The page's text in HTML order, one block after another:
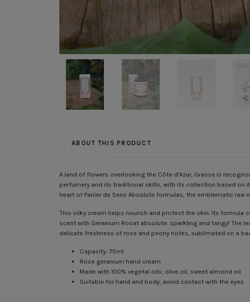
ABOUT THIS PRODUCT
A land of flowers overlooking the Côte d'Azur, Grasse is
perfumery and its traditional skills, with its collection based on
heart of Panier de Sens Absolute formulas, the emblematic
This silky cream helps nourish and protect the skin. Its formula
scent with Geranium Rosat absolute: sparkling and tangy! The
delicate freshness of rose and peony notes, sublimated on a
Capacity: 75ml
Rose geranium hand cream
Made with 100% vegetal oils; olive oil, sweet almond oil
Suitable for hand and body, avoid contact with the eyes